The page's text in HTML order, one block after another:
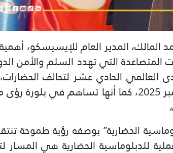
المالك، المدير العام للإيسيسكو، أهمية
المتصاعدة التي تهدد السلم والأمن
الحادي عشر لتحالف
سيُعقد في العاصمة السعودية الرياض يومي 14 و15 ديسمبر 2025، كما أنها تساهم في
الحضارية” بوصفه رؤية طموحة
للدبلوماسية الحضارية هي المسار